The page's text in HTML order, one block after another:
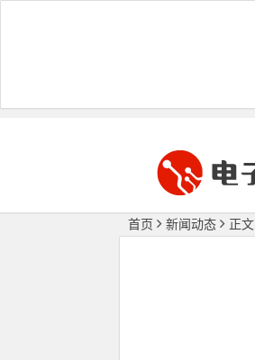
首页 新闻动态 正文